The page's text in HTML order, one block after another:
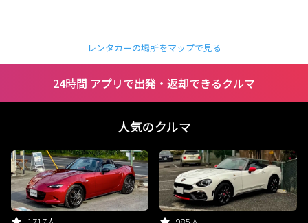
レンタカーの場所をマップで見る
24時間 アプリで出発・返却できるクルマ
人気のクルマ